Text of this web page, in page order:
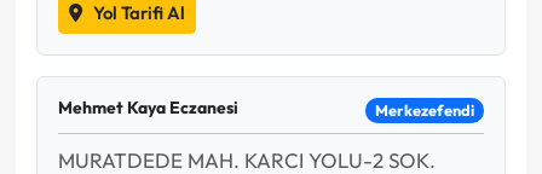
Yol Tarifi Al
Mehmet Kaya Eczanesi Merkezefendi
MURATDEDE MAH. KARCI YOLU-2 SOK.